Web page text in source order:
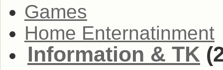
Games
Home Enternatinment
Information & TK